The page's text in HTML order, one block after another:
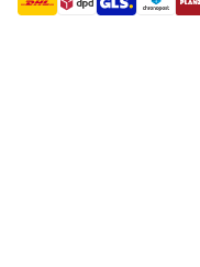
shipment methods